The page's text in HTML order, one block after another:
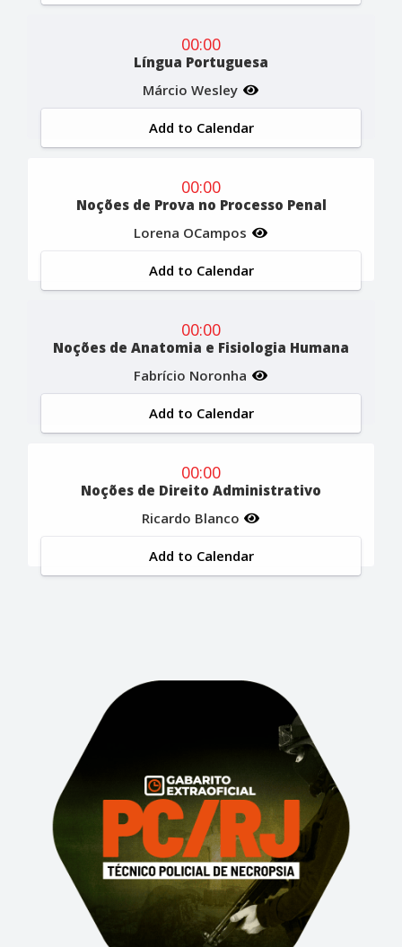
00:00
Língua Portuguesa
Márcio Wesley
Add to Calendar
00:00
Noções de Prova no Processo Penal
Lorena OCampos
Add to Calendar
00:00
Noções de Anatomia e Fisiologia Humana
Fabrício Noronha
Add to Calendar
00:00
Noções de Direito Administrativo
Ricardo Blanco
Add to Calendar